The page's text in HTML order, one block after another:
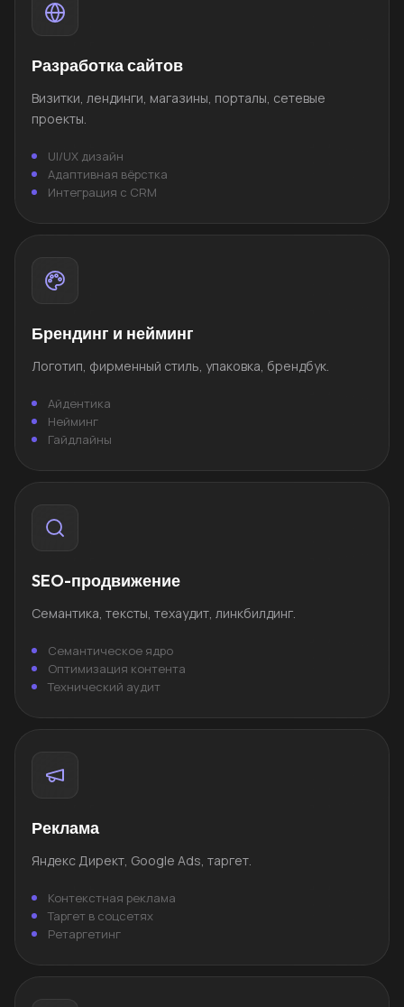
Разработка сайтов
Визитки, лендинги, магазины, порталы, сетевые
проекты.
UI/UX дизайн
Адаптивная вёрстка
Интеграция с CRM
Брендинг и нейминг
Логотип, фирменный стиль, упаковка, брендбук.
Айдентика
Нейминг
Гайдлайны
SEO-продвижение
Семантика, тексты, техаудит, линкбилдинг.
Семантическое ядро
Оптимизация контента
Технический аудит
Реклама
Яндекс Директ, Google Ads, таргет.
Контекстная реклама
Таргет в соцсетях
Ретаргетинг